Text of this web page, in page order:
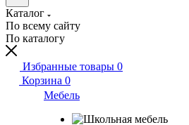
Каталог
По всему сайту
По каталогу
Избранные товары 0
Корзина 0
Мебель